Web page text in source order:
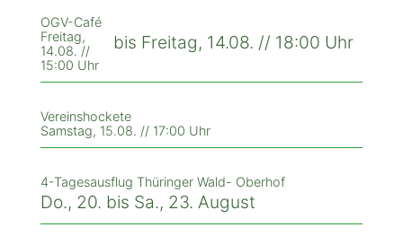
OGV-Café
Freitag,
14.08. //
15:00 Uhr
bis Freitag, 14.08. // 18:00 Uhr
Vereinshockete
Samstag, 15.08. // 17:00 Uhr
4-Tagesausflug Thüringer Wald- Oberhof
Do., 20. bis Sa., 23. August